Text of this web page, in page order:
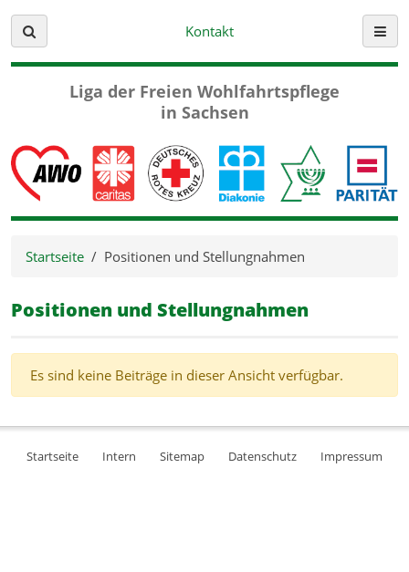
Suche
Kontakt
Liga der Freien Wohlfahrtspflege
in Sachsen
Startseite Positionen und Stellungnahmen
Positionen und Stellungnahmen
Es sind keine Beiträge in dieser Ansicht verfügbar.
Startseite Intern Sitemap Datenschutz Impressum